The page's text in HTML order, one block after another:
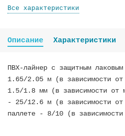
Все характеристики
Описание Характеристики
ПВХ-лайнер с защитным
1.65/2.05 м (в зависимости
1.5/1.8 мм (в зависимости от
- 25/12.6 м (в зависимости от
паллете - 8/10 (в